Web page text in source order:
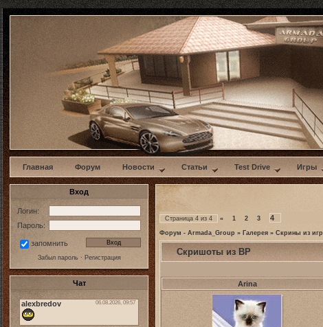
w
Главная Форум Новости Статьи Test Drive Игры
Вход
Логин:
Пароль:
запомнить
Забыл пароль· Регистрация
Чат
Страница 4 из 4 « 1 2 3 4
Форум - Armada_Group » Галерея » Скрины из игр
Скришоты из BP
Arina